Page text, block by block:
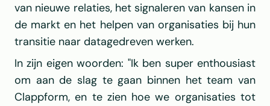
van nieuwe relaties, het signaleren van kansen in
de markt en het helpen van organisaties bij hun
transitie naar datagedreven werken.
In zijn eigen woorden: "Ik ben super enthousiast
om aan de slag te gaan binnen het team van
Clappform, en te zien hoe we organisaties tot